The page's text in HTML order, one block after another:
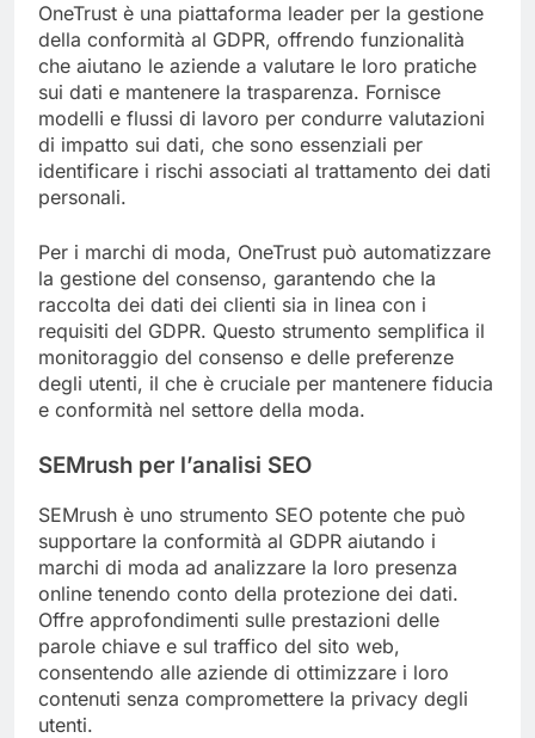
OneTrust è una piattaforma leader per la gestione
della conformità al GDPR, offrendo funzionalità
che aiutano le aziende a valutare le loro pratiche
sui dati e mantenere la trasparenza. Fornisce
modelli e flussi di lavoro per condurre valutazioni
di impatto sui dati, che sono essenziali per
identificare i rischi associati al trattamento dei dati
personali.
Per i marchi di moda, OneTrust può automatizzare
la gestione del consenso, garantendo che la
raccolta dei dati dei clienti sia in linea con i
requisiti del GDPR. Questo strumento semplifica il
monitoraggio del consenso e delle preferenze
degli utenti, il che è cruciale per mantenere fiducia
e conformità nel settore della moda.
SEMrush per l’analisi SEO
SEMrush è uno strumento SEO potente che può
supportare la conformità al GDPR aiutando i
marchi di moda ad analizzare la loro presenza
online tenendo conto della protezione dei dati.
Offre approfondimenti sulle prestazioni delle
parole chiave e sul traffico del sito web,
consentendo alle aziende di ottimizzare i loro
contenuti senza compromettere la privacy degli
utenti.